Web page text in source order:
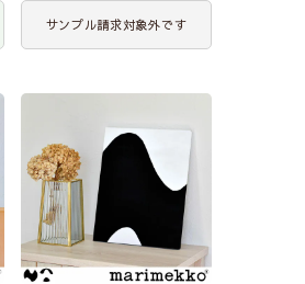
サンプル請求対象外です